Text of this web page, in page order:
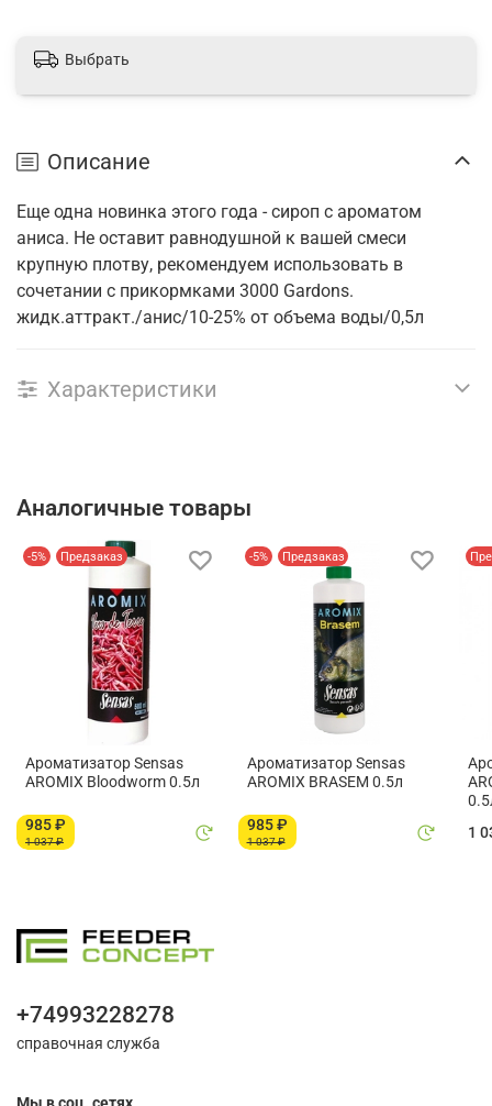
Выбрать
Описание
Еще одна новинка этого года - сироп с ароматом
аниса. Не оставит равнодушной к вашей смеси
крупную плотву, рекомендуем использовать в
сочетании с прикормками 3000 Gardons.
жидк.аттракт./анис/10-25% от объема воды/0,5л
Характеристики
Аналогичные товары
-5% Предзаказ
Ароматизатор Sensas
AROMIX Bloodworm 0.5л
985 ₽
1 037 ₽
-5% Предзаказ
Ароматизатор Sensas
AROMIX BRASEM 0.5л
985 ₽
1 037 ₽
1
+74993228278
справочная служба